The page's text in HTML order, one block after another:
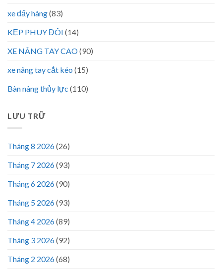
xe đẩy hàng(83)
KẸP PHUY ĐÔI (14)
XE NÂNG TAY CAO(90)
xe nâng tay cắt kéo (15)
Bàn nâng thủy lực (110)
LƯU TRỮ
Tháng 8 2026(26)
Tháng 7 2026(93)
Tháng 6 2026(90)
Tháng 5 2026(93)
Tháng 4 2026(89)
Tháng 3 2026(92)
Tháng 2 2026(68)